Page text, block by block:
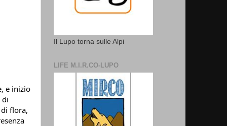
e inizio
di
flora,
Il Lupo torna sulle Alpi
LIFE M.I.R.CO-LUPO